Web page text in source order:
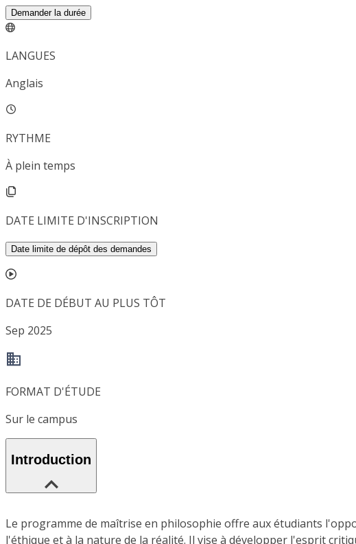
Demander la durée
LANGUES
Anglais
RYTHME
À plein temps
DATE LIMITE D'INSCRIPTION
Date limite de dépôt des demandes
DATE DE DÉBUT AU PLUS TÔT
Sep 2025
FORMAT D'ÉTUDE
Sur le campus
Introduction
Le programme de maîtrise en philosophie offre aux étudiants
l'éthique et à la nature de la réalité. Il vise à développer l'esprit